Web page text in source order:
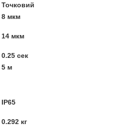
Точковий
8 мкм
14 мкм
0.25 сек
5 м
IP65
0.292 кг